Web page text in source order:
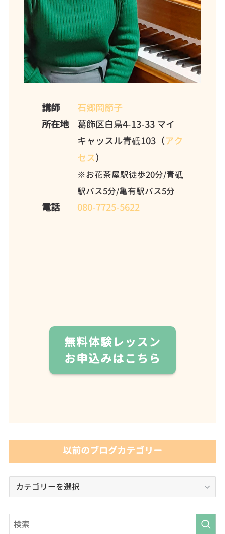
講師
石郷岡節子
所在地
葛飾区白鳥4-13-33 マイ
キャッスル青砥103（アク
セス）
※お花茶屋駅徒歩20分/青砥
駅バス5分/亀有駅バス5分
電話 080-7725-5622
無料体験レッスン
お申込みはこちら
以前のブログカテゴリー
前
ブ